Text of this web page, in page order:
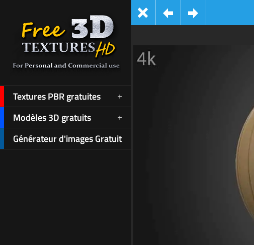
Textures PBR gratuites
Modèles 3D gratuits
Générateur d'images Gratuit